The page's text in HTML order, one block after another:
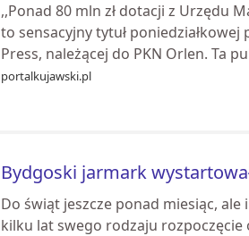
,,Ponad 80 mln zł dotacji z Urzędu
to sensacyjny tytuł
Press, należącej do PKN Orlen. Ta
portalkujawski.pl
Bydgoski jarmark
Do świąt jeszcze ponad miesiąc,
kilku lat swego rodzaju rozpoczęcie